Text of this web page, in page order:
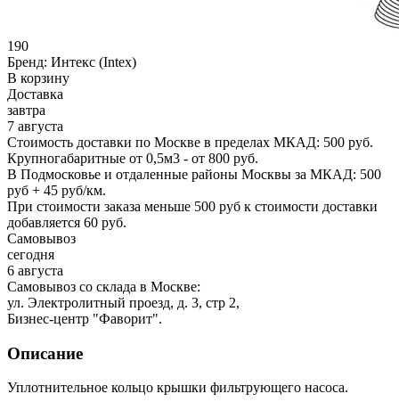
190
Бренд: Интекс (Intex)
В корзину
Доставка
завтра
7 августа
Стоимость доставки по Москве в пределах МКАД: 500 руб.
Крупногабаритные от 0,5м3 - от 800 руб.
В Подмосковье и отдаленные районы Москвы за МКАД: 500
руб + 45 руб/км.
При стоимости заказа меньше 500 руб к стоимости доставки
добавляется 60 руб.
Самовывоз
сегодня
6 августа
Самовывоз со склада в Москве:
ул. Электролитный проезд, д. 3, стр 2,
Бизнес-центр "Фаворит".
Описание
Уплотнительное кольцо крышки фильтрующего насоса.